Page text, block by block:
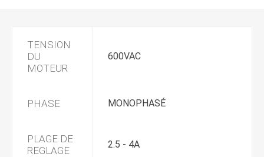
TENSION
DU
MOTEUR
600VAC
PHASE MONOPHASÉ
PLAGE DE
REGLAGE
2.5 - 4A